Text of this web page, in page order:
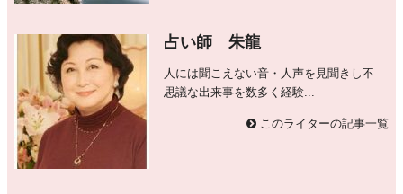
占い師 朱龍
人には聞こえない音・人声を見聞きし不
思議な出来事を数多く経験...
このライターの記事一覧